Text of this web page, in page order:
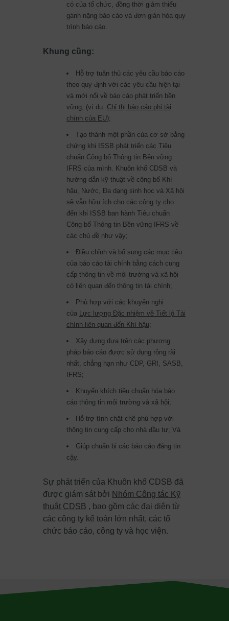
có của tổ chức, đồng thời giảm thiểu
gánh nặng báo cáo và đơn giản hóa quy
trình báo cáo.
Khung cũng:
Hỗ trợ tuân thủ các yêu cầu báo cáo
theo quy định với các yêu cầu hiện tại
và mới nổi về báo cáo phát triển bền
vững, (ví dụ: Chỉ thị báo cáo phi tài
chính của EU);
Tạo thành một phần của cơ sở bằng
chứng khi ISSB phát triển các Tiêu
chuẩn Công bố Thông tin Bền vững
IFRS của mình. Khuôn khổ CDSB và
hướng dẫn kỹ thuật về công bố Khí
hậu, Nước, Đa dạng sinh học và Xã hội
sẽ vẫn hữu ích cho các công ty cho
đến khi ISSB ban hành Tiêu chuẩn
Công bố Thông tin Bền vững IFRS về
các chủ đề như vậy;
Điều chỉnh và bổ sung các mục tiêu
của báo cáo tài chính bằng cách cung
cấp thông tin về môi trường và xã hội
có liên quan đến thông tin tài chính;
Phù hợp với các khuyến nghị
của Lực lượng Đặc nhiệm về Tiết lộ Tài
chính liên quan đến Khí hậu;
Xây dựng dựa trên các phương
pháp báo cáo được sử dụng rộng rãi
nhất, chẳng hạn như CDP, GRI, SASB,
IFRS;
Khuyến khích tiêu chuẩn hóa báo
cáo thông tin môi trường và xã hội;
Hỗ trợ tính chặt chẽ phù hợp với
thông tin cung cấp cho nhà đầu tư; Và
Giúp chuẩn bị các báo cáo đáng tin
cậy.
Sự phát triển của Khuôn khổ CDSB đã
được giám sát bởi Nhóm Công tác Kỹ
thuật CDSB , bao gồm các đại diện từ
các công ty kế toán lớn nhất, các tổ
chức báo cáo, công ty và học viện.